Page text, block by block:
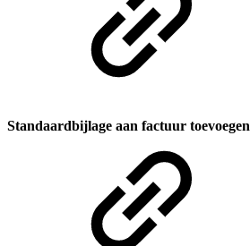
Standaardbijlage aan factuur toevoegen